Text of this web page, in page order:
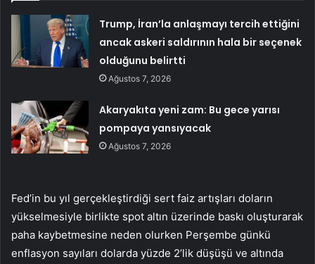
Trump, İran’la anlaşmayı tercih ettiğini
ancak askeri saldırının hala bir seçenek
olduğunu belirtti
Ağustos 7, 2026
Akaryakıta yeni zam: Bu gece yarısı
pompaya yansıyacak
Ağustos 7, 2026
Fed’in bu yıl gerçekleştirdiği sert faiz artışları doların
yükselmesiyle birlikte spot altın üzerinde baskı oluşturarak
paha kaybetmesine neden olurken Perşembe günkü
enflasyon sayıları dolarda yüzde 2’lik düşüşü ve altında